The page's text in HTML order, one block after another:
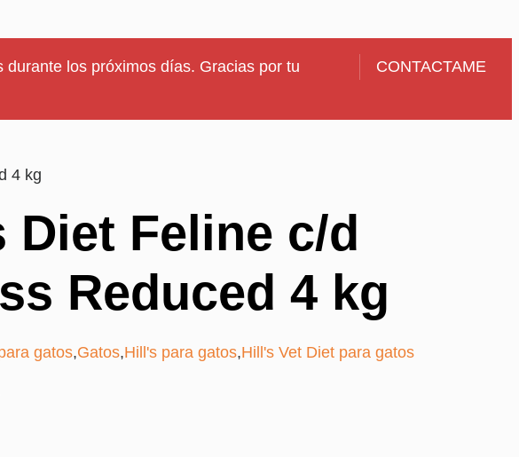
CONTACTAME
los próximos días. Gracias por tu
4 kg
Diet Feline c/d
Reduced 4 kg
gatos,Gatos,Hill's para gatos,Hill's Vet Diet para gatos